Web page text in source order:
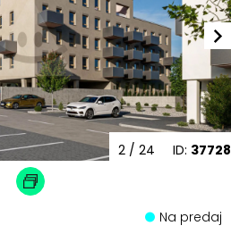
ID: 37728
2 / 24
Na predaj